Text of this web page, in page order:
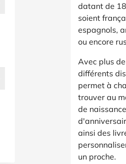
datant de
soient
espagnols,
ou encore
Avec plus
différents
permet à
trouver au
de
ainsi des
un proche.